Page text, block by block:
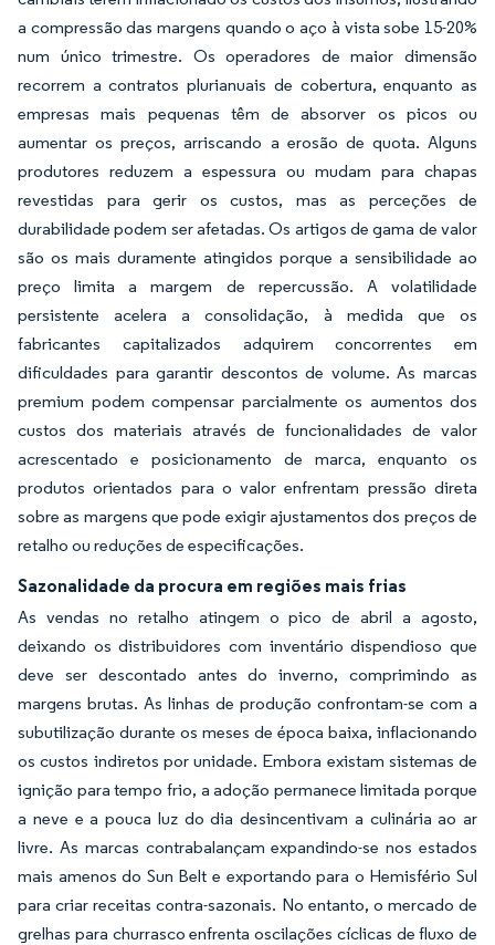
a compressão das margens quando o aço à vista sobe 15-20%
num único trimestre. Os operadores de maior dimensão
recorrem a contratos plurianuais de cobertura, enquanto as
empresas mais pequenas têm de absorver os picos ou
aumentar os preços, arriscando a erosão de quota. Alguns
produtores reduzem a espessura ou mudam para chapas
revestidas para gerir os custos, mas as perceções de
durabilidade podem ser afetadas. Os artigos de gama de valor
são os mais duramente atingidos porque a sensibilidade ao
preço limita a margem de repercussão. A volatilidade
persistente acelera a consolidação, à medida que os
fabricantes capitalizados adquirem concorrentes em
dificuldades para garantir descontos de volume. As marcas
premium podem compensar parcialmente os aumentos dos
custos dos materiais através de funcionalidades de valor
acrescentado e posicionamento de marca, enquanto os
produtos orientados para o valor enfrentam pressão direta
sobre as margens que pode exigir ajustamentos dos preços de
retalho ou reduções de especificações.
Sazonalidade da procura em regiões mais frias
As vendas no retalho atingem o pico de abril a agosto,
deixando os distribuidores com inventário dispendioso que
deve ser descontado antes do inverno, comprimindo as
margens brutas. As linhas de produção confrontam-se com a
subutilização durante os meses de época baixa, inflacionando
os custos indiretos por unidade. Embora existam sistemas de
ignição para tempo frio, a adoção permanece limitada porque
a neve e a pouca luz do dia desincentivam a culinária ao ar
livre. As marcas contrabalançam expandindo-se nos estados
mais amenos do Sun Belt e exportando para o Hemisfério Sul
para criar receitas contra-sazonais. No entanto, o mercado de
grelhas para churrasco enfrenta oscilações cíclicas de fluxo de